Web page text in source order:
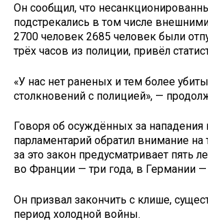
Он сообщил, что
подстрекались в том числе
2700 человек 2685 человек были
трёх часов из полиции, привёл
«У нас нет раненых и тем более
столкновений с полицией», —
Говоря об осуждённых за нападения
парламентарий обратил внимание на
за это закон предусматривает пять
во Франции — три года, в Германии —
Он призвал закончить с клише,
период холодной войны.